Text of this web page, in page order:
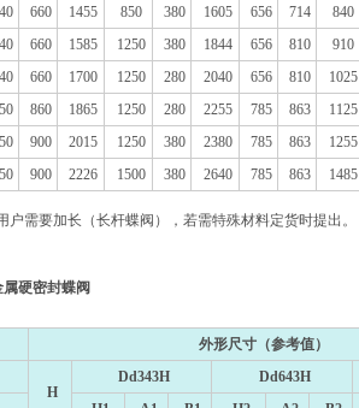
660 1455 850 380 1605 656 714 840
660 1585 1250 380 1844 656 810 910
660 1700 1250 280 2040 656 810 1025
860 1865 1250 280 2255 785 863 1125
900 2015 1250 380 2380 785 863 1255
900 2226 1500 380 2640 785 863 1485
需要加长（长杆蝶阀），若需特殊材料定货时提出。
属硬密封蝶阀
外形尺寸（参考值）
H
Dd343H Dd643H